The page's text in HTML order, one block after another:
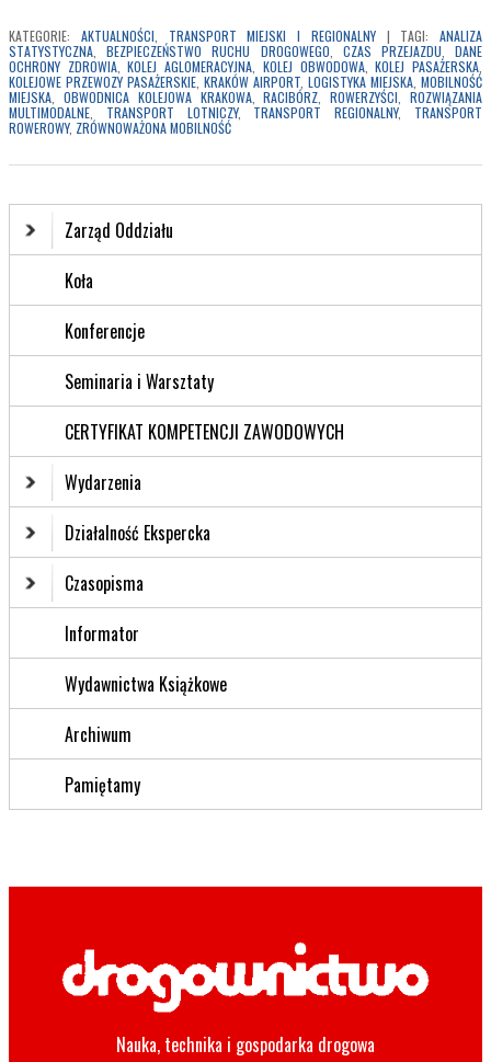
KATEGORIE: AKTUALNOŚCI TRANSPORT MIEJSKI I REGIONALNY | TAGI:
ANALIZA
STATYSTYCZNA ,BEZPIECZEŃSTWO RUCHU DROGOWEGO CZAS PRZEJAZDU ,DANE
OCHRONY ZDROWIA,KOLEJ AGLOMERACYJNA KOLEJ OBWODOWA,KOLEJ PASAŻERSKA
KOLEJOWE PRZEWOZY PASAŻERSKIE KRAKÓW AIRPORT LOGISTYKA MIEJSKA MOBILNOŚĆ
MIEJSKA
OBWODNICA KOLEJOWA KRAKOWA,RACIBÓRZ ,ROWERZYŚCI ,ROZWIĄZANIA
MULTIMODALNE
TRANSPORT LOTNICZY, TRANSPORT REGIONALNY, TRANSPORT
ROWEROWY, ZRÓWNOWAŻONA MOBILNOŚĆ
Zarząd Oddziału
Koła
Konferencje
Seminaria i Warsztaty
CERTYFIKAT KOMPETENCJI ZAWODOWYCH
Wydarzenia
Działalność Ekspercka
Czasopisma
Informator
Wydawnictwa Książkowe
Archiwum
Pamiętamy
Nauka, technika i gospodarka drogowa